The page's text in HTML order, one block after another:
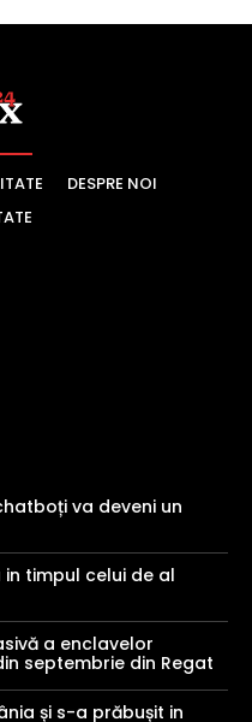
DESPRE NOI
va deveni un
timpul celui de al
a enclavelor
septembrie din Regat
și s-a prăbușit in